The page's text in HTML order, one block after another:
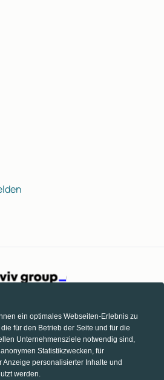
ein optimales Webseiten-Erlebnis zu
für den Betrieb der Seite und für die
Unternehmensziele notwendig sind,
Statistikzwecken, für
Anzeige personalisierter Inhalte und
werden.